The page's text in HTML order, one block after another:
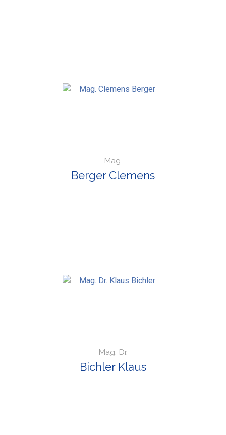
Mag.
Berger Clemens
Mag. Dr.
Bichler Klaus